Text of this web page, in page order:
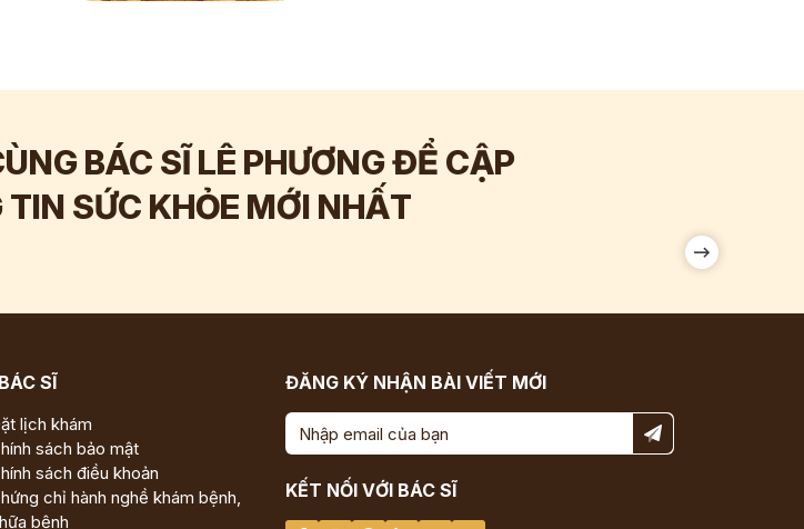
BÁC SĨ LÊ PHƯƠNG ĐỂ CẬP
SỨC KHỎE MỚI NHẤT
Hơn142.000
Tương tác
Hơn
SĨ
lịch khám
sách bảo mật
sách điều khoản
chỉ hành nghề khám bệnh,
bệnh
ĐĂNG KÝ NHẬN BÀI VIẾT MỚI
KẾT NỐI VỚI BÁC SĨ